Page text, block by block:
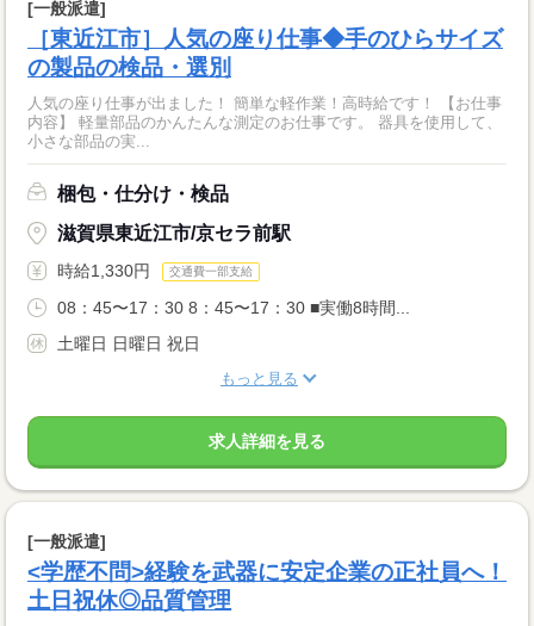
[一般派遣]
［東近江市］人気の座り仕事◆手のひらサイズ
の製品の検品・選別
人気の座り仕事が出ました！ 簡単な軽作業！高時給です！ 【お仕事
内容】 軽量部品のかんたんな測定のお仕事です。 器具を使用して、
小さな部品の実...
梱包・仕分け・検品
滋賀県東近江市/京セラ前駅
時給1,330円 交通費一部支給
08：45〜17：30 8：45〜17：30 ■実働8時間...
土曜日 日曜日 祝日
もっと見る
求人詳細を見る
[一般派遣]
<学歴不問>経験を武器に安定企業の正社員へ！
土日祝休◎品質管理